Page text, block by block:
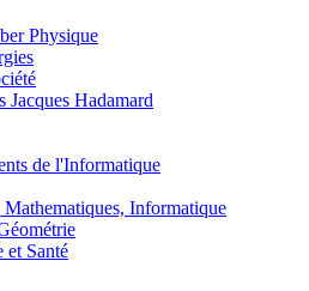
Physique
Hadamard
de l'Informatique
Informatique
Santé